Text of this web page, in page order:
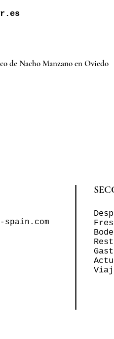
de Nacho Manzano en Oviedo
spain.com